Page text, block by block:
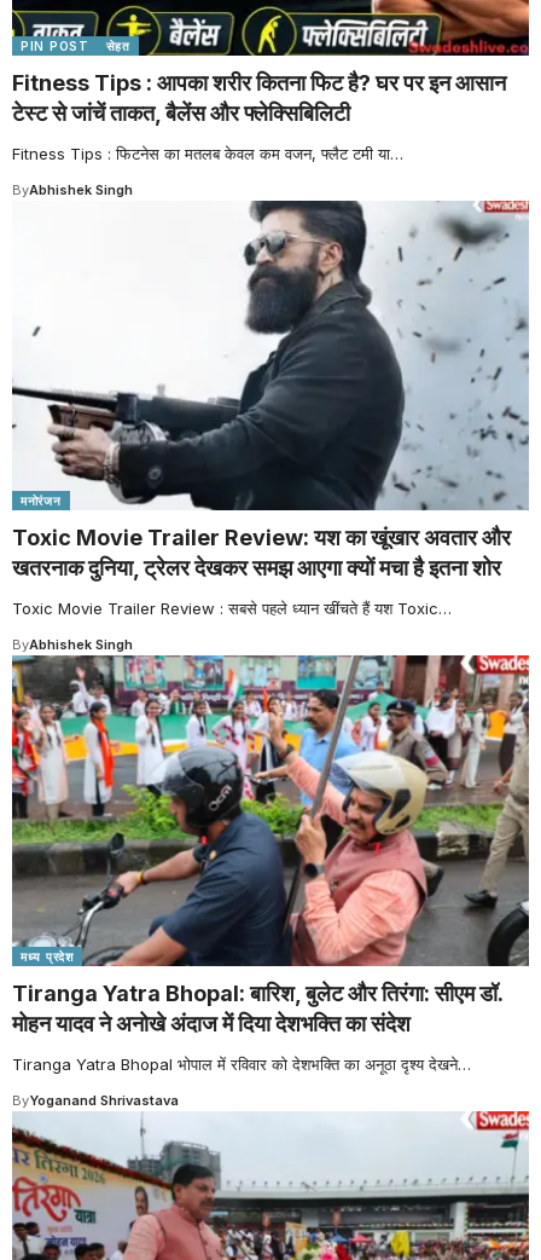
PIN POST सेहत
Fitness Tips : आपका शरीर कितना फिट है? घर पर इन आसान
टेस्ट से जांचें ताकत, बैलेंस और फ्लेक्सिबिलिटी
Fitness Tips : फिटनेस का मतलब केवल कम वजन, फ्लैट टमी या…
ByAbhishek Singh
मनोरंजन
Toxic Movie Trailer Review: यश का खूंखार अवतार और
खतरनाक दुनिया, ट्रेलर देखकर समझ आएगा क्यों मचा है इतना शोर
Toxic Movie Trailer Review : सबसे पहले ध्यान खींचते हैं यश Toxic…
ByAbhishek Singh
मध्य प्रदेश
Tiranga Yatra Bhopal: बारिश, बुलेट और तिरंगा: सीएम डॉ.
मोहन यादव ने अनोखे अंदाज में दिया देशभक्ति का संदेश
Tiranga Yatra Bhopal भोपाल में रविवार को देशभक्ति का अनूठा दृश्य देखने…
ByYoganand Shrivastava